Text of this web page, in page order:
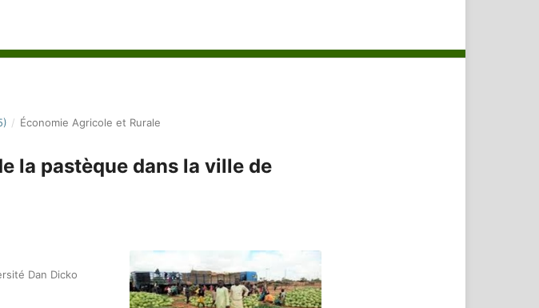
/ Économie Agricole et Rurale
la pastèque dans la ville de
Dan Dicko